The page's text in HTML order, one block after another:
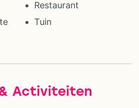
Restaurant
Tuin
Activiteiten